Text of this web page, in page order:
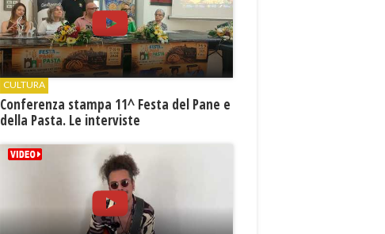
CULTURA
Conferenza stampa 11^ Festa del Pane e
della Pasta. Le interviste